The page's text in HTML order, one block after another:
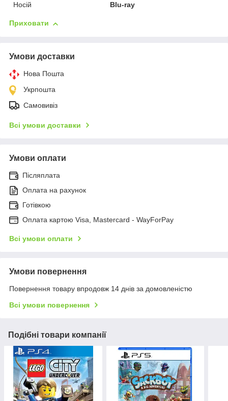
Носій
Blu-ray
Приховати
Умови доставки
Нова Пошта
Укрпошта
Самовивіз
Всі умови доставки
Умови оплати
Післяплата
Оплата на рахунок
Готівкою
Оплата картою Visa, Mastercard - WayForPay
Всі умови оплати
Умови повернення
Повернення товару впродовж 14 днів за домовленістю
Всі умови повернення
Подібні товари компанії